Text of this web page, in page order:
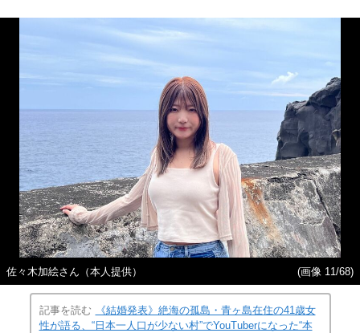
佐々木加絵さん（本人提供） (画像 11/68)
記事を読む
《結婚発表》絶海の孤島・青ヶ島在住の41歳女
性が語る、“日本一人口が少ない村”でYouTuberになった“本